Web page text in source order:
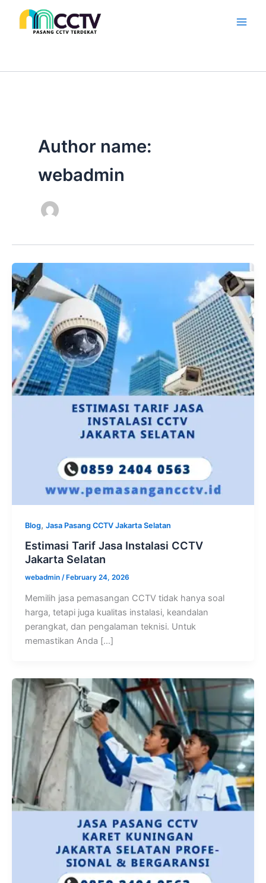
Author name:
webadmin
Blog, Jasa Pasang CCTV Jakarta Selatan
Estimasi Tarif Jasa Instalasi CCTV
Jakarta Selatan
webadmin / February 24, 2026
Memilih jasa pemasangan CCTV tidak hanya soal
harga, tetapi juga kualitas instalasi, keandalan
perangkat, dan pengalaman teknisi. Untuk
memastikan Anda […]